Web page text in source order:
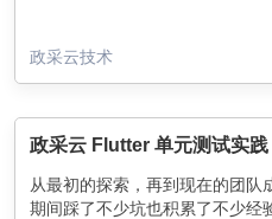
政采云技术
政采云 Flutter 单元测试实践
从最初的探索，再到现在的团队
期间踩了不少坑也积累了不少经